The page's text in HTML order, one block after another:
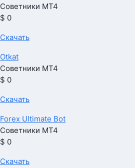
Советники МТ4
$ 0
Скачать
Otkat
Советники МТ4
$ 0
Скачать
Forex Ultimate Bot
Советники МТ4
$ 0
Скачать